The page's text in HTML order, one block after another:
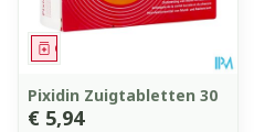
Geneesmiddel
Pixidin Zuigtabletten 30
€ 5,94